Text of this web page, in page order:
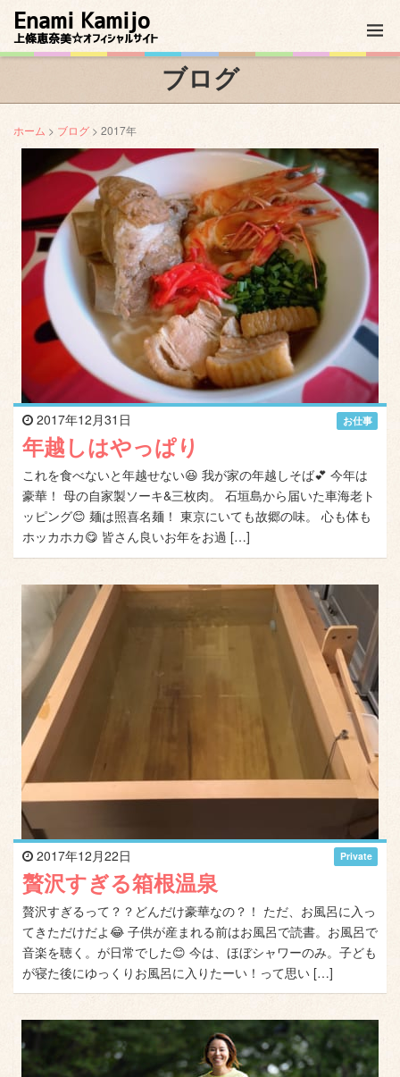
Enami Kamijo
上條恵奈美☆オフィシャルサイト
ブログ
ホーム > ブログ > 2017年
2017年12月31日 お仕事
年越しはやっぱり
これを食べないと年越せない😆 我が家の年越しそば💕 今年は
豪華！ 母の自家製ソーキ&三枚肉。 石垣島から届いた車海老ト
ッピング😊 麺は照喜名麺！ 東京にいても故郷の味。 心も体も
ホッカホカ😋 皆さん良いお年をお過 […]
2017年12月22日 Private
贅沢すぎる箱根温泉
贅沢すぎるって？？どんだけ豪華なの？！ ただ、お風呂に入っ
てきただけだよ😂 子供が産まれる前はお風呂で読書。お風呂で
音楽を聴く。が日常でした😊 今は、ほぼシャワーのみ。子ども
が寝た後にゆっくりお風呂に入りたーい！って思い […]